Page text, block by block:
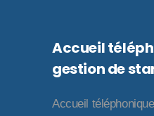
Accueil
gestion de
Accueil téléphonique